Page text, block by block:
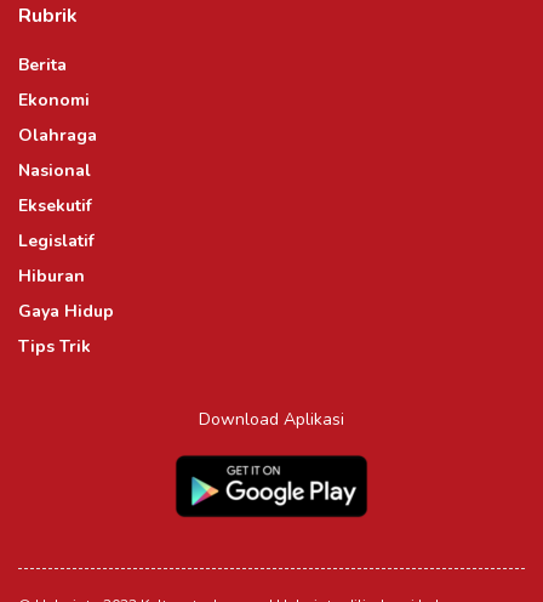
Rubrik
Berita
Ekonomi
Olahraga
Nasional
Eksekutif
Legislatif
Hiburan
Gaya Hidup
Tips Trik
Download Aplikasi